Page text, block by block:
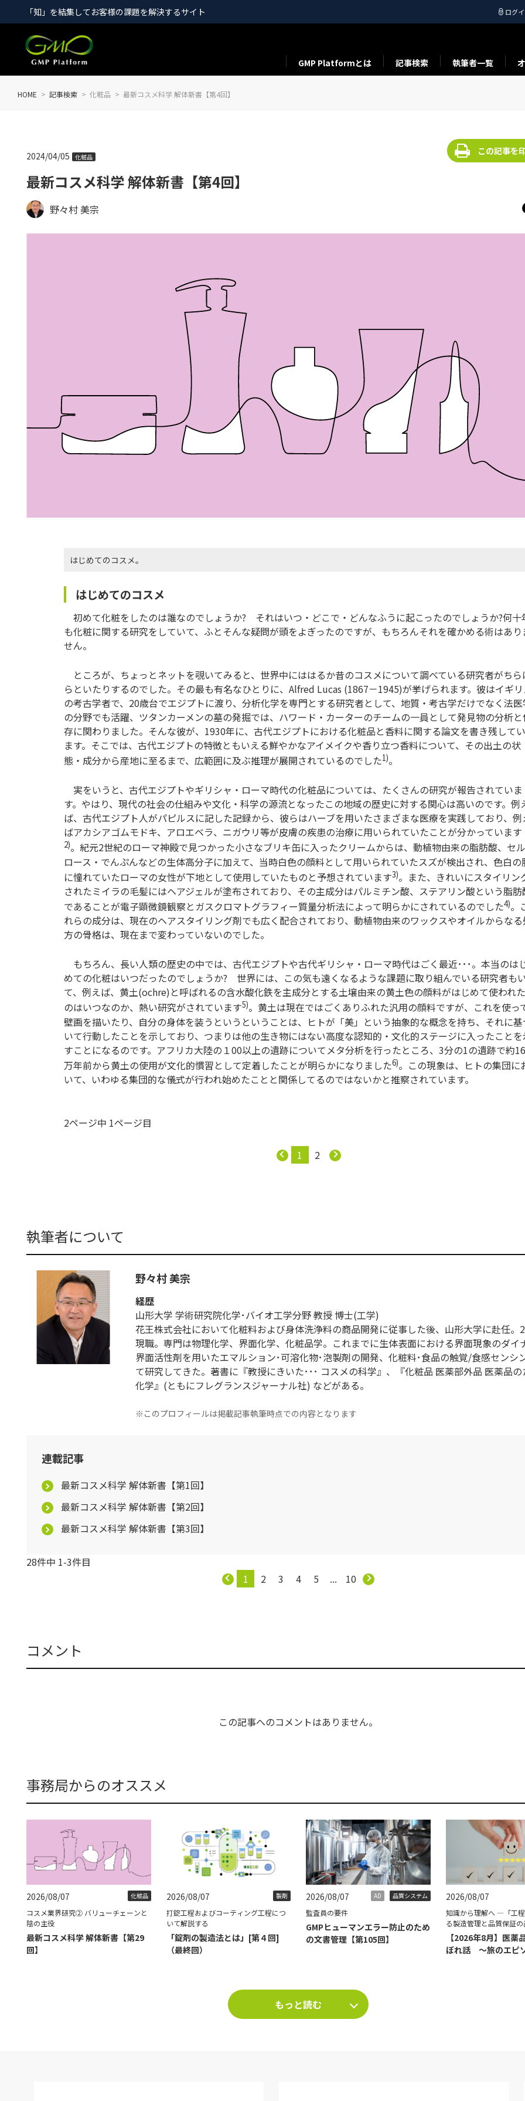
「知」を結集してお客様の課題を解決するサイト ログ
GMP Platformとは 記事検索 執筆者一覧
HOME 記事検索 化粧品 最新コスメ科学 解体新書【第4回】
最新コスメ科学 解体新書【第4回】
2024/04/05 化粧品
この記事を
野々村 美宗
はじめてのコスメ。
はじめてのコスメ
初めて化粧をしたのは誰なのでしょうか? それはいつ・どこで・どんなふうに起こったのでしょうか?何十
も化粧に関する研究をしていて、ふとそんな疑問が頭をよぎったのですが、もちろんそれを確かめる術はあり
せん。
ところが、ちょっとネットを覗いてみると、世界中にははるか昔のコスメについて調べている研究者がちら
らといたりするのでした。その最も有名なひとりに、Alfred Lucas (1867－1945)が挙げられます。彼はイギ
の考古学者で、20歳台でエジプトに渡り、分析化学を専門とする研究者として、地質・考古学だけでなく法
の分野でも活躍、ツタンカーメンの墓の発掘では、ハワード・カーターのチームの一員として発見物の分析
存に関わりました。そんな彼が、1930年に、古代エジプトにおける化粧品と香料に関する論文を書き残してい
ます。そこでは、古代エジプトの特徴ともいえる鮮やかなアイメイクや香り立つ香料について、その出土の状
態・成分から産地に至るまで、広範囲に及ぶ推理が展開されているのでした1)。
実をいうと、古代エジプトやギリシャ・ローマ時代の化粧品については、たくさんの研究が報告されていま
す。やはり、現代の社会の仕組みや文化・科学の源流となったこの地域の歴史に対する関心は高いのです。例
ば、古代エジプト人がパピルスに記した記録から、彼らはハーブを用いたさまざまな医療を実践しており、例
ばアカシアゴムモドキ、アロエベラ、ニガウリ等が皮膚の疾患の治療に用いられていたことが分かっています
2)。紀元2世紀のローマ神殿で見つかった小さなブリキ缶に入ったクリームからは、動植物由来の脂肪酸、セル
ロース・でんぷんなどの生体高分子に加えて、当時白色の顔料として用いられていたスズが検出され、色白の
に憧れていたローマの女性が下地として使用していたものと予想されています3)。また、きれいにスタイリン
されたミイラの毛髪にはヘアジェルが塗布されており、その主成分はパルミチン酸、ステアリン酸という脂肪
であることが電子顕微鏡観察とガスクロマトグラフィー質量分析法によって明らかにされているのでした4)。
れらの成分は、現在のヘアスタイリング剤でも広く配合されており、動植物由来のワックスやオイルからな
方の骨格は、現在まで変わっていないのでした。
もちろん、長い人類の歴史の中では、古代エジプトや古代ギリシャ・ローマ時代はごく最近･･･。本当のは
めての化粧はいつだったのでしょうか? 世界には、この気も遠くなるような課題に取り組んでいる研究者も
て、例えば、黄土(ochre)と呼ばれるの含水酸化鉄を主成分とする土壌由来の黄土色の顔料がはじめて使われた
のはいつなのか、熱い研究がされています5)。黄土は現在ではごくありふれた汎用の顔料ですが、これを使っ
壁画を描いたり、自分の身体を装うというということは、ヒトが「美」という抽象的な概念を持ち、それに
いて行動したことを示しており、つまりは他の生き物にはない高度な認知的・文化的ステージに入ったこと
すことになるのです。アフリカ大陸の１00以上の遺跡についてメタ分析を行ったところ、3分の1の遺跡で約16
万年前から黄土の使用が文化的慣習として定着したことが明らかになりました6)。この現象は、ヒトの集団に
いて、いわゆる集団的な儀式が行われ始めたことと関係してるのではないかと推察されています。
2ページ中 1ページ目
1 2
執筆者について
野々村 美宗
経歴
山形大学 学術研究院化学･バイオ工学分野 教授 博士(工学)
花王株式会社において化粧料および身体洗浄料の商品開発に従事した後、山形大学に赴任。
現職。専門は物理化学、界面化学、化粧品学。これまでに生体表面における界面現象のダイ
界面活性剤を用いたエマルション･可溶化物･泡製剤の開発、化粧料･食品の触覚/食感センシ
て研究してきた。著書に『教授にきいた･･･ コスメの科学』、『化粧品 医薬部外品 医薬品
化学』(ともにフレグランスジャーナル社) などがある。
※このプロフィールは掲載記事執筆時点での内容となります
連載記事
最新コスメ科学 解体新書【第1回】
最新コスメ科学 解体新書【第2回】
最新コスメ科学 解体新書【第3回】
28件中 1-3件目
1
2 3 4 5 ... 10
コメント
この記事へのコメントはありません。
事務局からのオススメ
2026/08/07 化粧品
コスメ業界研究② バリューチェーンと
陰の主役
最新コスメ科学 解体新書【第29
回】
2026/08/07 製剤
打錠工程およびコーティング工程につ
いて解説する
「錠剤の製造法とは」[第４回]
（最終回）
2026/08/07 AD 品質システム
監査員の要件
GMPヒューマンエラー防止のため
の文書管理【第105回】
2026/08/07
知識から理解へ ―「工
る製造管理と品質保証
【2026年8月】医薬
ぼれ話 ～旅のエピ
もっと読む